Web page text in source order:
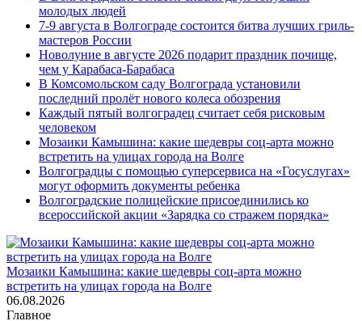
молодых людей
7-9 августа в Волгограде состоится битва лучших гриль-
мастеров России
Новолуние в августе 2026 подарит праздник почище,
чем у Карабаса-Барабаса
В Комсомольском саду Волгограда установили
последний пролёт нового колеса обозрения
Каждый пятый волгоградец считает себя рисковым
человеком
Мозаики Камышина: какие шедевры соц-арта можно
встретить на улицах города на Волге
Волгоградцы с помощью суперсервиса на «Госуслугах»
могут оформить документы ребенка
Волгоградские полицейские присоединились ко
всероссийской акции «Зарядка со стражем порядка»
Мозаики Камышина: какие шедевры соц-арта можно
встретить на улицах города на Волге
06.08.2026
Главное